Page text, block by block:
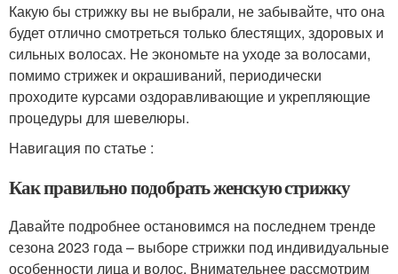
Какую бы стрижку вы не выбрали, не забывайте, что она
будет отлично смотреться только блестящих, здоровых и
сильных волосах. Не экономьте на уходе за волосами,
помимо стрижек и окрашиваний, периодически
проходите курсами оздоравливающие и укрепляющие
процедуры для шевелюры.
Навигация по статье :
Как правильно подобрать женскую стрижку
Давайте подробнее остановимся на последнем тренде
сезона 2023 года – выборе стрижки под индивидуальные
особенности лица и волос. Внимательнее рассмотрим